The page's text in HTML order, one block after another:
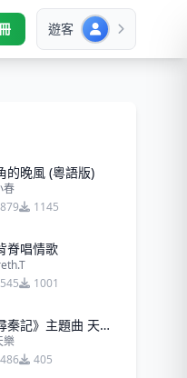
遊客
的晚風 (粵語版)
春
1145
脊唱情歌
1001
《尋秦記》主題曲 天命最高
樂
405